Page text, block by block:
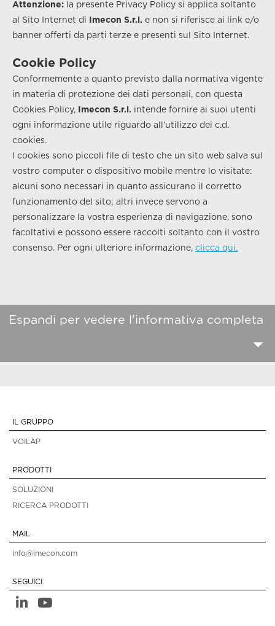
Attenzione: la presente Privacy Policy si applica soltanto
al Sito Internet di
Imecon S.r.l. e non si riferisce ai link e/o
banner offerti da parti terze e presenti sul Sito Internet.
Cookie Policy
Conformemente a quanto previsto dalla normativa vigente
in materia di protezione dei dati personali, con questa
Cookies Policy,
Imecon S.r.l. intende fornire ai suoi utenti
ogni informazione utile riguardo all’utilizzo dei c.d.
cookies.
I cookies sono piccoli file di testo che un sito web salva sul
vostro computer o dispositivo mobile mentre lo visitate:
alcuni sono necessari in quanto assicurano il corretto
funzionamento del sito; altri invece servono a
personalizzare la vostra esperienza di navigazione, sono
facoltativi e possono essere raccolti soltanto con il vostro
consenso. Per ogni ulteriore informazione, clicca qui.
Espandi per vedere l'informativa completa
arrow_drop_down
IL GRUPPO
VOILÀP
PRODOTTI
SOLUZIONI
RICERCA PRODOTTI
MAIL
info@imecon.com
SEGUICI